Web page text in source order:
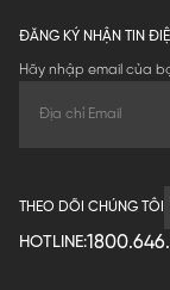
ĐĂNG KÝ NHẬN TIN
Hãy nhập email của
THEO DÕI CHÚNG TÔI
HOTLINE: